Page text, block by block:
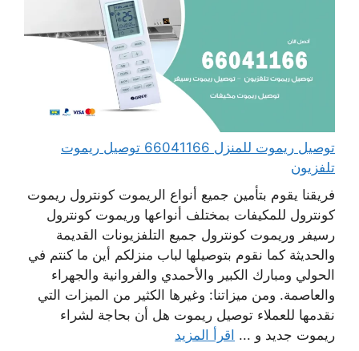
توصيل ريموت للمنزل 66041166 توصيل ريموت
تلفزيون
فريقنا يقوم بتأمين جميع أنواع الريموت كونترول ريموت
كونترول للمكيفات بمختلف أنواعها وريموت كونترول
رسيفر وريموت كونترول جميع التلفزيونات القديمة
والحديثة كما نقوم بتوصيلها لباب منزلكم أين ما كنتم في
الحولي ومبارك الكبير والأحمدي والفروانية والجهراء
والعاصمة. ومن ميزاتنا: وغيرها الكثير من الميزات التي
نقدمها للعملاء توصيل ريموت هل أن بحاجة لشراء
ريموت جديد و ... اقرأ المزيد